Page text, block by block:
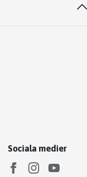
Sociala medier